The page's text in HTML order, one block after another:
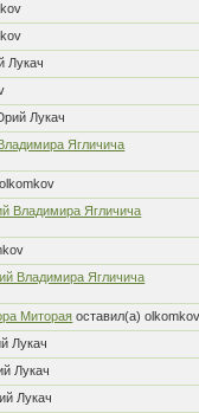
Лукач
Лукач
Ягличича
Владимира Ягличича
Владимира Ягличича
Миторая оставил(а)
Лукач
Лукач
Лукач